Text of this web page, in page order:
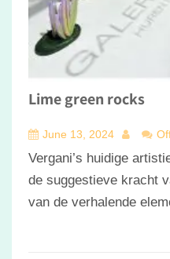
Lime green rocks
June 13, 2024
Vergani’s huidige
de suggestieve kracht
van de verhalende